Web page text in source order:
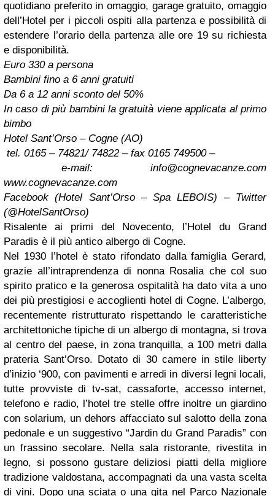
quotidiano preferito in omaggio, garage gratuito, omaggio
dell’Hotel per i piccoli ospiti alla partenza e possibilità di
estendere l’orario della partenza alle ore 19 su richiesta
e disponibilità.
Euro 330 a persona
Bambini fino a 6 anni gratuiti
Da 6 a 12 anni sconto del 50%
In caso di più bambini la gratuità viene applicata al primo
bimbo
Hotel Sant’Orso – Cogne (AO)
tel. 0165 – 74821/ 74822 – fax 0165 749500 –
e-mail: info@cognevacanze.com
www.cognevacanze.com
Facebook (Hotel Sant’Orso – Spa LEBOIS) – Twitter
(@HotelSantOrso)
Risalente ai primi del Novecento, l’Hotel du Grand
Paradis è il più antico albergo di Cogne.
Nel 1930 l’hotel è stato rifondato dalla famiglia Gerard,
grazie all’intraprendenza di nonna Rosalia che col suo
spirito pratico e la generosa ospitalità ha dato vita a uno
dei più prestigiosi e accoglienti hotel di Cogne. L’albergo,
recentemente ristrutturato rispettando le caratteristiche
architettoniche tipiche di un albergo di montagna, si trova
al centro del paese, in zona tranquilla, a 100 metri dalla
prateria Sant’Orso. Dotato di 30 camere in stile liberty
d’inizio ‘900, con pavimenti e arredi in diversi legni locali,
tutte provviste di tv-sat, cassaforte, accesso internet,
telefono e radio, l’hotel tre stelle offre inoltre un giardino
con solarium, un dehors affacciato sul salotto della zona
pedonale e un suggestivo “Jardin du Grand Paradis” con
un frassino secolare. Nella sala ristorante, rivestita in
legno, si possono gustare deliziosi piatti della migliore
tradizione valdostana, accompagnati da una vasta scelta
di vini. Dopo una sciata o una gita nel Parco Nazionale